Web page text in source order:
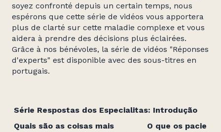
soyez confronté depuis un certain temps, nous
espérons que cette série de vidéos vous apportera
plus de clarté sur cette maladie complexe et vous
aidera à prendre des décisions plus éclairées.
Grâce à nos bénévoles, la série de vidéos "Réponses
d'experts" est disponible avec des sous-titres en
portugais.
Série Respostas dos Especialitas: Introdução
Quais são as coisas mais
O que os